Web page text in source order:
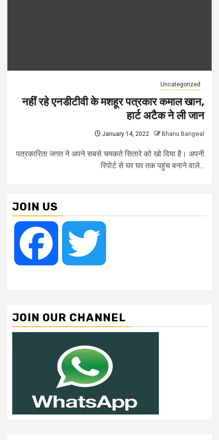
Uncategorized
नहीं रहे एनडीटीवी के मशहूर पत्रकार कमाल खान,
हार्ट अटैक ने ली जान
January 14, 2022 Bhanu Bangwal
पत्रकारिता जगत ने अपने सबसे चमकते सितारे को खो दिया है। अपनी
रिपोर्ट से घर घर तक पहुंच बनाने वाले...
JOIN US
Facebook
JOIN OUR CHANNEL